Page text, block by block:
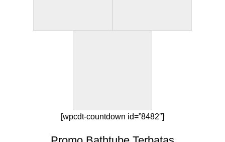
[wpcdt-countdown id=”8482″]